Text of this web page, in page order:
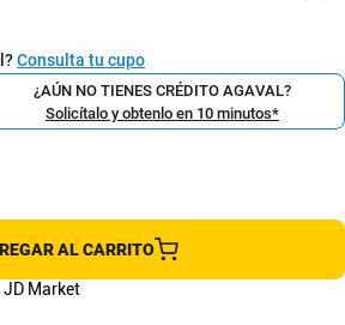
Consulta tu cupo
¿AÚN NO TIENES CRÉDITO AGAVAL?
Solicítalo y obtenlo en 10 minutos*
AL CARRITO
JD Market